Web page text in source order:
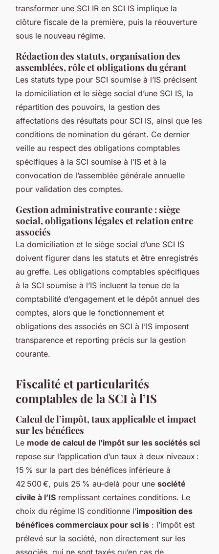
transformer une SCI IR en SCI IS implique la
clôture fiscale de la première, puis la réouverture
sous le nouveau régime.
Rédaction des statuts, organisation des
assemblées, rôle et obligations du gérant
Les statuts type pour SCI soumise à l’IS précisent
la domiciliation et le siège social d’une SCI IS, la
répartition des pouvoirs, la gestion des
affectations des résultats pour SCI IS, ainsi que les
conditions de nomination du gérant. Ce dernier
veille au respect des obligations comptables
spécifiques à la SCI soumise à l’IS et à la
convocation de l’assemblée générale annuelle
pour validation des comptes.
Gestion administrative courante : siège
social, obligations légales et relation entre
associés
La domiciliation et le siège social d’une SCI IS
doivent figurer dans les statuts et être enregistrés
au greffe. Les obligations comptables spécifiques
à la SCI soumise à l’IS incluent la tenue de la
comptabilité d’engagement et le dépôt annuel des
comptes, alors que le fonctionnement et
obligations des associés en SCI à l’IS imposent
transparence et reporting précis sur la gestion
courante.
Fiscalité et particularités
comptables de la SCI à l’IS
Calcul de l’impôt, taux applicable et impact
sur les bénéfices
Le mode de calcul de l'impôt sur les sociétés sci
repose sur l’application d’un taux à deux niveaux :
15 % sur la part des bénéfices inférieure à
42 500 €, puis 25 % au-delà pour une société
civile à l’IS remplissant certaines conditions. Le
choix du régime IS conditionne l’imposition des
bénéfices commerciaux pour sci is : l’impôt est
prélevé sur la société, non directement sur les
associés, qui ne sont taxés qu’en cas de